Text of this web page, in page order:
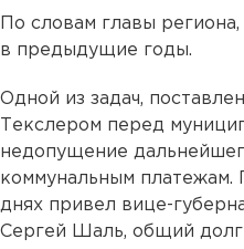
По словам главы
в предыдущие годы.
Одной из задач,
Текслером перед
недопущение
коммунальным платежам.
днях привел вице-
Сергей Шаль, общий долг